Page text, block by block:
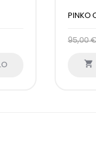
PINKO
95,00
